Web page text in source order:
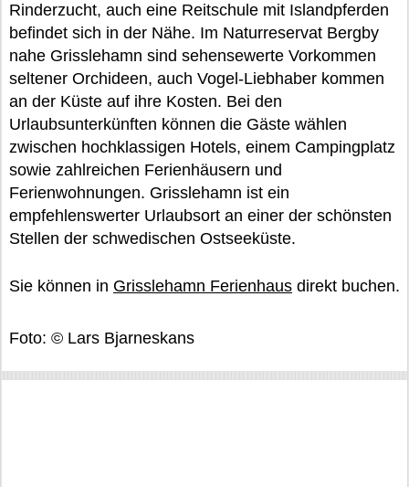
Rinderzucht, auch eine Reitschule mit Islandpferden
befindet sich in der Nähe. Im Naturreservat Bergby
nahe Grisslehamn sind sehensewerte Vorkommen
seltener Orchideen, auch Vogel-Liebhaber kommen
an der Küste auf ihre Kosten. Bei den
Urlaubsunterkünften können die Gäste wählen
zwischen hochklassigen Hotels, einem Campingplatz
sowie zahlreichen Ferienhäusern und
Ferienwohnungen. Grisslehamn ist ein
empfehlenswerter Urlaubsort an einer der schönsten
Stellen der schwedischen Ostseeküste.
Sie können in Grisslehamn Ferienhaus direkt buchen.
Foto: © Lars Bjarneskans